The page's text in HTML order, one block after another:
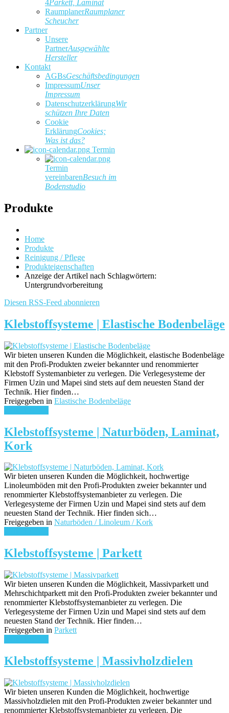
4Parkett, Laminat
RaumplanerRaumplaner
Scheucher
Partner
Unsere
PartnerAusgewählte
Hersteller
Kontakt
AGBsGeschäftsbedingungen
ImpressumUnser
Impressum
DatenschutzerklärungWir
schützen Ihre Daten
Cookie
ErklärungCookies;
Was ist das?
Termin
Termin
vereinbarenBesuch im
Bodenstudio
Produkte
Home
Produkte
Reinigung / Pflege
Produkteigenschaften
Anzeige der Artikel nach Schlagwörtern:
Untergrundvorbereitung
Diesen RSS-Feed abonnieren
Klebstoffsysteme | Elastische Bodenbeläge
Wir bieten unseren Kunden die Möglichkeit, elastische Bodenbeläge
mit den Profi-Produkten zweier bekannter und renommierter
Klebstoff Systemanbieter zu verlegen. Die Verlegesysteme der
Firmen Uzin und Mapei sind stets auf dem neuesten Stand der
Technik. Hier finden…
Freigegeben in Elastische Bodenbeläge
Klebstoffsysteme | Naturböden, Laminat,
Kork
Wir bieten unseren Kunden die Möglichkeit, hochwertige
Linoleumböden mit den Profi-Produkten zweier bekannter und
renommierter Klebstoffsystemanbieter zu verlegen. Die
Verlegesysteme der Firmen Uzin und Mapei sind stets auf dem
neuesten Stand der Technik. Hier finden sich…
Freigegeben in Naturböden / Linoleum / Kork
Klebstoffsysteme | Parkett
Wir bieten unseren Kunden die Möglichkeit, Massivparkett und
Mehrschichtparkett mit den Profi-Produkten zweier bekannter und
renommierter Klebstoffsystemanbieter zu verlegen. Die
Verlegesysteme der Firmen Uzin und Mapei sind stets auf dem
neuesten Stand der Technik. Hier finden…
Freigegeben in Parkett
Klebstoffsysteme | Massivholzdielen
Wir bieten unseren Kunden die Möglichkeit, hochwertige
Massivholzdielen mit den Profi-Produkten zweier bekannter und
renommierter Klebstoffsystemanbieter zu verlegen. Die